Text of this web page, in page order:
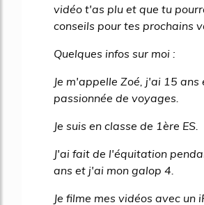
vidéo t'as plu et que tu
conseils pour tes prochains
Quelques infos sur moi :
Je m'appelle Zoé, j'ai 15 ans
passionnée de voyages.
Je suis en classe de 1ère ES.
J'ai fait de l'équitation
ans et j'ai mon galop 4.
Je filme mes vidéos avec un